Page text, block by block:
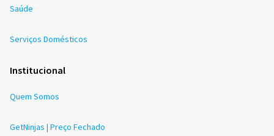
Saúde
Serviços Domésticos
Institucional
Quem Somos
GetNinjas | Preço Fechado